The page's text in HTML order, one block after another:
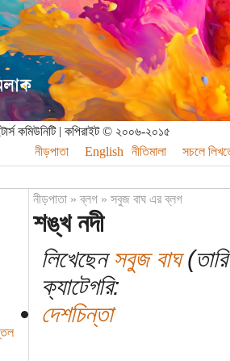
কমিউনিটি | কপিরাইট © ২০০৬-২০১৫
নীড়পাতা
English নীতিমালা সচলে
নীড়পাতা»ব্লগ» সবুজ বাঘ এর ব্লগ
শঙ্খ নদী
লিখেছেনসবুজ বাঘ
ক্যাটেগরি:
দেশচিন্তা